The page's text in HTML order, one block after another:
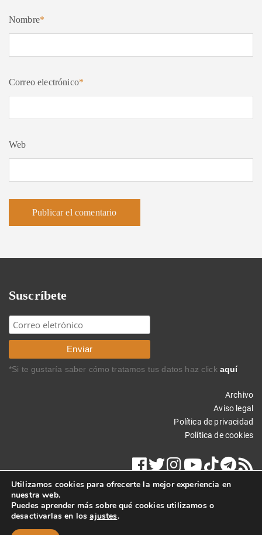
Nombre*
Correo electrónico*
Web
Suscríbete
*Si te gustaría saber cómo tratamos tus datos haz click aquí
Archivo
Aviso legal
Política de privacidad
Política de cookies
Copyright © 2025 Carlos Rodríguez Braun. Todos los derechos
reservados.
Utilizamos cookies para ofrecerte la mejor experiencia en
nuestra web.
Puedes aprender más sobre qué cookies utilizamos o
desactivarlas en losajustes.